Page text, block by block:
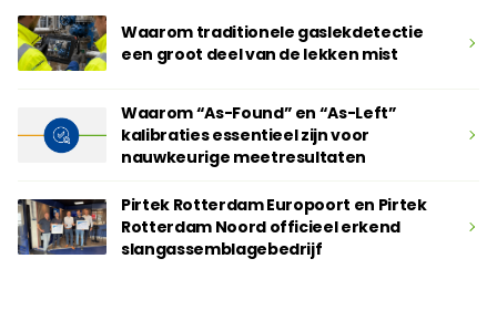
Waarom traditionele gaslekdetectie
een groot deel van de lekken mist
Waarom “As-Found” en “As-Left”
kalibraties essentieel zijn voor
nauwkeurige meetresultaten
Pirtek Rotterdam Europoort en Pirtek
Rotterdam Noord officieel erkend
slangassemblagebedrijf